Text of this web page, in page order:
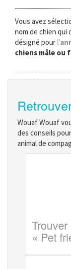
Vous avez
nom de chien qui
désigné pourl'
chiens mâle ou
Wouaf Wouaf
des conseils
animal de
« Pet